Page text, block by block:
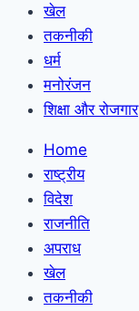
खेल
तकनीकी
धर्म
मनोरंजन
शिक्षा और रोजगार
Home
राष्ट्रीय
विदेश
राजनीति
अपराध
खेल
तकनीकी